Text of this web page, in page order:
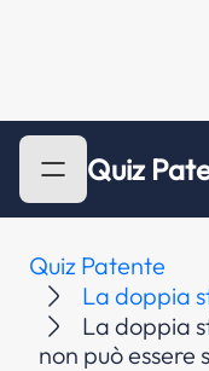
Quiz
Quiz Patente
La doppia
La doppia
non può essere